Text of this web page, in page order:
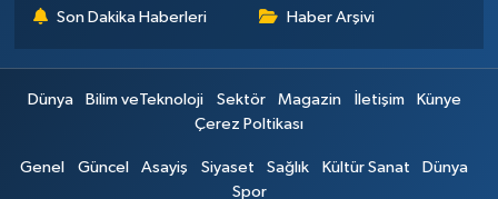
Son Dakika Haberleri Haber Arşivi
Dünya Bilim veTeknoloji Sektör Magazin İletişim
Künye
Çerez Poltikası
Genel Güncel Asayiş Siyaset Sağlık Kültür Sanat
Dünya
Spor